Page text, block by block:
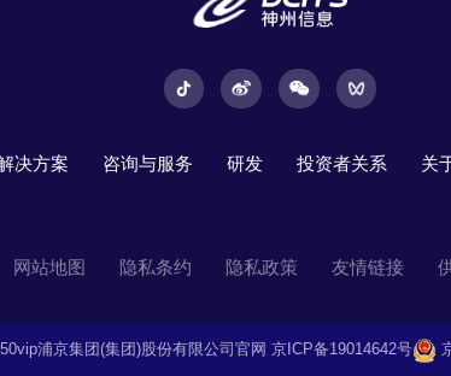
决方案 咨询与服务 研发 投资者关系 关
网站地图 隐私条约 隐私政策 友情链接
浦京集团(集团)股份有限公司官网 京ICP备19014642号